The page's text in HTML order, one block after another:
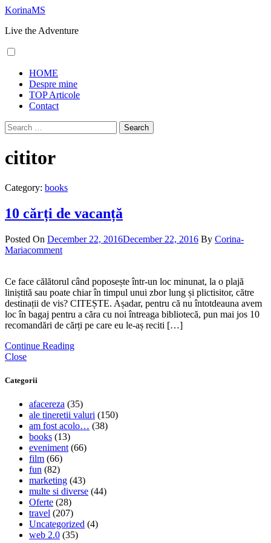
Skip
content
KorinaMS
Live the Adventure
Menu
HOME
Despre mine
TOP Articole
Contact
Search
for:
cititor
Category: books
10 cărți de vacanță
Posted On December 22, 2016December 22, 2016 By Corina-
Mariacomment
Ce face călătorul când poposește într-un loc minunat, la o plajă
liniștită sau poate chiar în timpul unui zbor lung și plictisitor, către
destinații de vis? CITEȘTE. Așadar, pentru că nu întotdeauna avem
loc în bagaj pentru a căra cu noi întreaga bibliotecă, pun mai jos 10
recomandări de cărți pe care eu le-aș reciti […]
Continue Reading
Close
Categorii
afacereza (35)
ale tineretii valuri (150)
am fost acolo… (38)
books (13)
eveniment (66)
film (66)
fun (82)
marketing (43)
multe si diverse (44)
Oferte (28)
travel (207)
Uncategorized (4)
web 2.0 (35)